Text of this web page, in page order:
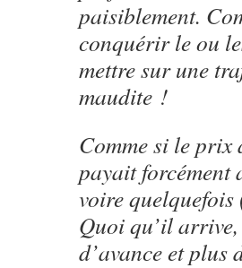
paisiblement.
conquérir le ou
mettre sur une
maudite !
Comme si le prix
payait forcément
voire
Quoi qu’il
d’avance et